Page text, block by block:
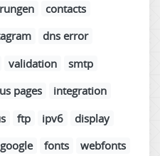
contacts
dns error
validation
smtp
pages
integration
ftp ipv6
display
google fonts
webfonts